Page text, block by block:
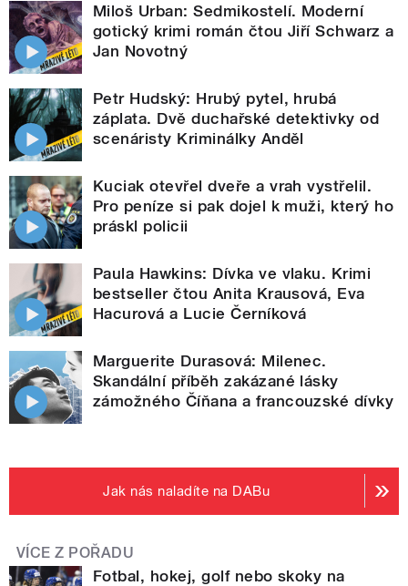
Miloš Urban: Sedmikostelí. Moderní
gotický krimi román čtou Jiří Schwarz a
Jan Novotný
Petr Hudský: Hrubý pytel, hrubá
záplata. Dvě duchařské detektivky od
scenáristy Kriminálky Anděl
Kuciak otevřel dveře a vrah vystřelil.
Pro peníze si pak dojel k muži, který ho
práskl policii
Paula Hawkins: Dívka ve vlaku. Krimi
bestseller čtou Anita Krausová, Eva
Hacurová a Lucie Černíková
Marguerite Durasová: Milenec.
Skandální příběh zakázané lásky
zámožného Číňana a francouzské dívky
Jak nás naladíte na DABu
VÍCE Z POŘADU
Fotbal, hokej, golf nebo skoky na